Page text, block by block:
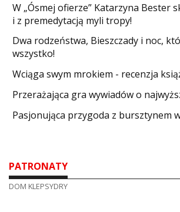
W „Ósmej ofierze” Katarzyna Bester
i z premedytacją myli tropy!
Dwa rodzeństwa, Bieszczady i noc,
wszystko!
Wciąga swym mrokiem - recenzja
​Przerażająca gra wywiadów o
Pasjonująca przygoda z bursztynem
PATRONATY
DOM KLEPSYDRY